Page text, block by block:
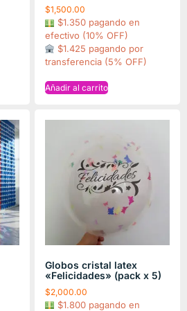
$1,500.00
$1.350 pagando en
efectivo (10% OFF)
$1.425 pagando por
transferencia (5% OFF)
Añadir al carrito
Globos cristal latex
«Felicidades» (pack x 5)
$2,000.00
$1.800 pagando en